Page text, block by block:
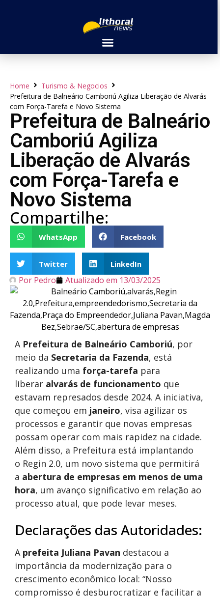
Home
Turismo & Negocios
Prefeitura de Balneário Camboriú Agiliza Liberação de Alvarás
com Força-Tarefa e Novo Sistema
Prefeitura de Balneário
Camboriú Agiliza
Liberação de Alvarás
com Força-Tarefa e
Novo Sistema
Compartilhe:
WhatsApp Facebook
Twitter LinkedIn
Por Pedro Atualizado em 13/03/2025
A Prefeitura de Balneário Camboriú, por
meio da Secretaria da Fazenda, está
realizando uma força-tarefa para
liberar alvarás de funcionamento que
estavam represados desde 2024. A iniciativa,
que começou em janeiro, visa agilizar os
processos e garantir que novas empresas
possam operar com mais rapidez na cidade.
Além disso, a Prefeitura está implantando
o Regin 2.0, um novo sistema que permitirá
a abertura de empresas em menos de uma
hora, um avanço significativo em relação ao
processo atual, que pode levar meses.
Declarações das Autoridades:
A prefeita Juliana Pavan destacou a
importância da modernização para o
crescimento econômico local: “Nosso
compromisso é desburocratizar e facilitar a